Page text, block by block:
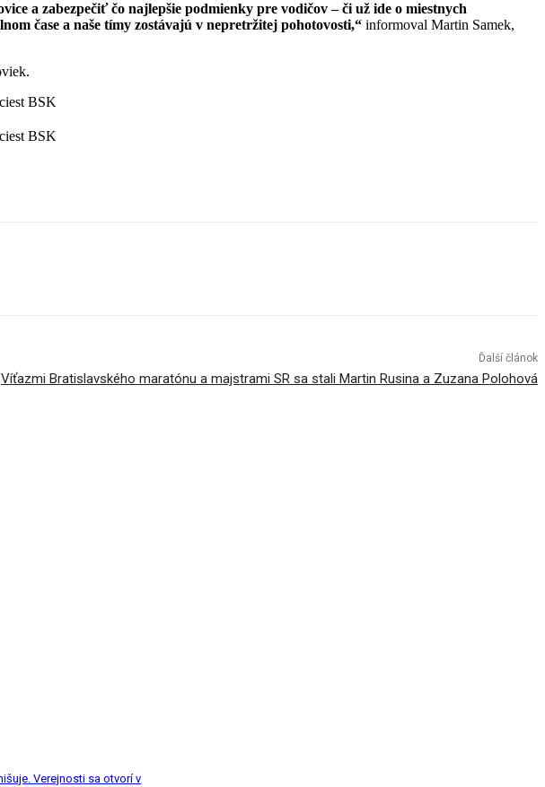
a zabezpečiť čo najlepšie podmienky pre vodičov – či už ide o miestnych
čase a naše tímy zostávajú v nepretržitej pohotovosti,“ informoval Martin Samek,
Ďalší článok
Víťazmi Bratislavského maratónu a majstrami SR sa stali Martin Rusina a Zuzana Polohová
Verejnosti sa otvorí v